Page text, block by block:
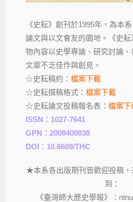
《史耘》創刊於1995年，為本
論文與以文會友的園地。《史耘
物內容以史學專論、研究討論
文章不乏佳作與創見。
☆史耘稿約：檔案下載
☆史耘撰稿格式：檔案下載
☆史耘論文投稿報名表：檔案下
ISSN：1027-7641
GPN：2008400038
DOI：10.6609/THC
★本系各出版期刊皆歡迎投稿，
到：
《臺灣師大歷史學報》：